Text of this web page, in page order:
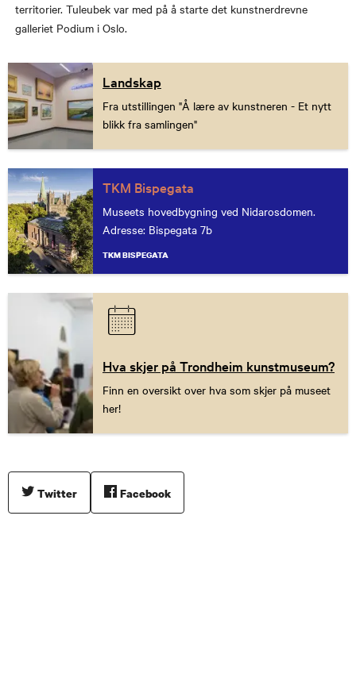
territorier. Tuleubek var med på å starte det kunstnerdrevne
galleriet Podium i Oslo.
Landskap
Fra utstillingen "Å lære av kunstneren - Et nytt
blikk fra samlingen"
TKM Bispegata
Museets hovedbygning ved Nidarosdomen.
Adresse: Bispegata 7b
TKM BISPEGATA
Hva skjer på Trondheim kunstmuseum?
Finn en oversikt over hva som skjer på museet
her!
Twitter Facebook